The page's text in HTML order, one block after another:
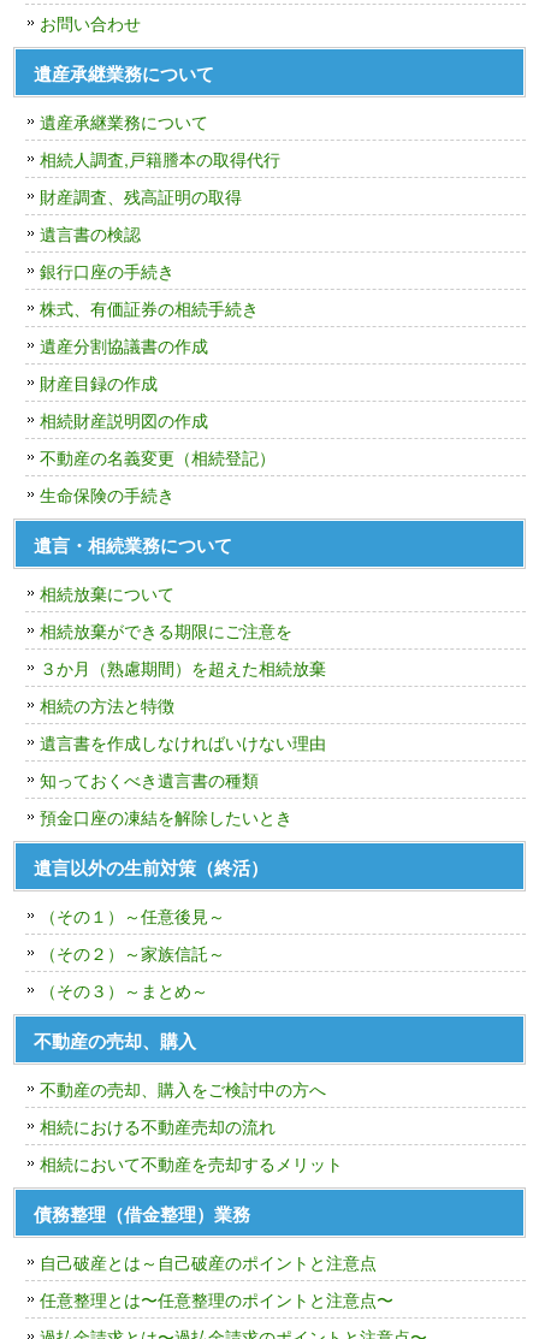
お問い合わせ
遺産承継業務について
遺産承継業務について
相続人調査,戸籍謄本の取得代行
財産調査、残高証明の取得
遺言書の検認
銀行口座の手続き
株式、有価証券の相続手続き
遺産分割協議書の作成
財産目録の作成
相続財産説明図の作成
不動産の名義変更（相続登記）
生命保険の手続き
遺言・相続業務について
相続放棄について
相続放棄ができる期限にご注意を
３か月（熟慮期間）を超えた相続放棄
相続の方法と特徴
遺言書を作成しなければいけない理由
知っておくべき遺言書の種類
預金口座の凍結を解除したいとき
遺言以外の生前対策（終活）
（その１）～任意後見～
（その２）～家族信託～
（その３）～まとめ～
不動産の売却、購入
不動産の売却、購入をご検討中の方へ
相続における不動産売却の流れ
相続において不動産を売却するメリット
債務整理（借金整理）業務
自己破産とは～自己破産のポイントと注意点
任意整理とは〜任意整理のポイントと注意点〜